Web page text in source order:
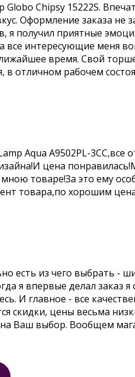
Chipsy 15222S.
Оформление заказа не
я получил приятные
интересующие меня
время. Свой
отличном рабочем
Aqua A9502PL-
цена
товаре!За это ему
товара,по хорошим
есть из чего выбрать -
я впервые делал заказ
И главное - все
скидки, цены весьма
Ваш выбор. Вообщем